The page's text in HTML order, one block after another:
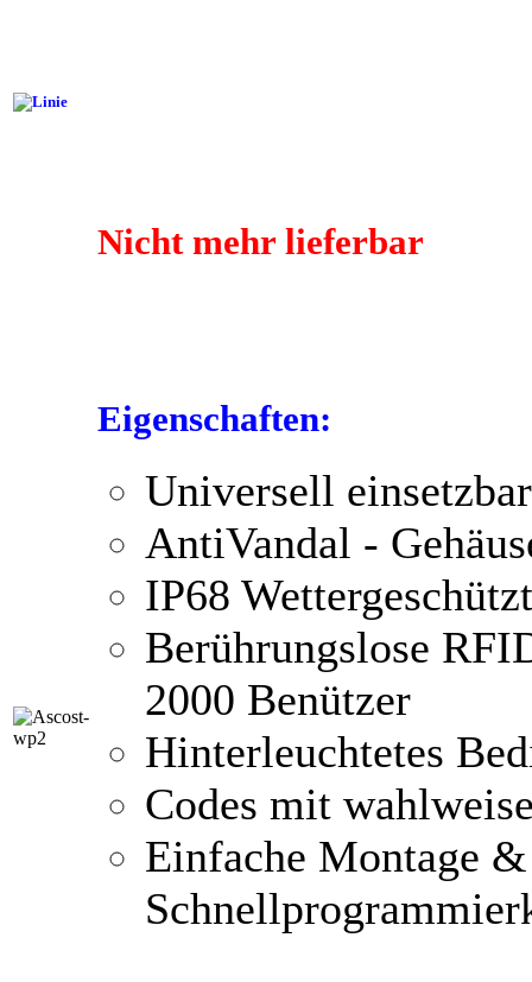
Nicht mehr lieferbar
Eigenschaften:
Universell
AntiVandal -
IP68 Wettergeschützt
Berührungslose
2000 Benützer
Hinterleuchtetes
Codes mit
Einfache Montage